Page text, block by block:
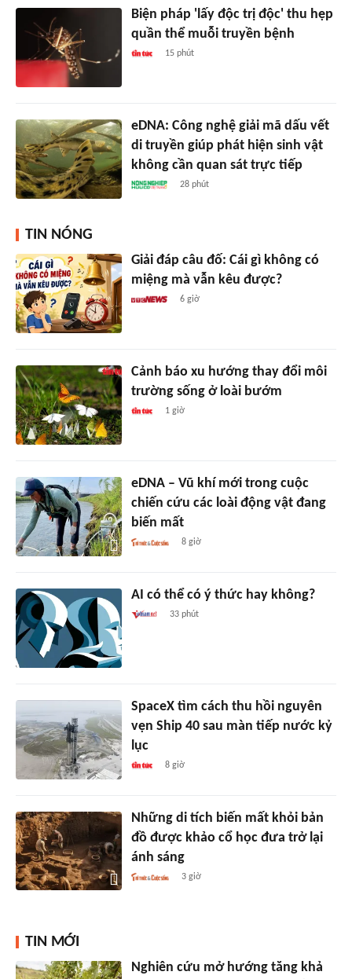
Biện pháp 'lấy độc trị độc' thu hẹp
quần thể muỗi truyền bệnh
15 phút
eDNA: Công nghệ giải mã dấu vết
di truyền giúp phát hiện sinh vật
không cần quan sát trực tiếp
28 phút
TIN NÓNG
Giải đáp câu đố: Cái gì không có
miệng mà vẫn kêu được?
6 giờ
Cảnh báo xu hướng thay đổi môi
trường sống ở loài bướm
1 giờ
eDNA – Vũ khí mới trong cuộc
chiến cứu các loài động vật đang
biến mất
8 giờ
AI có thể có ý thức hay không?
33 phút
SpaceX tìm cách thu hồi nguyên
vẹn Ship 40 sau màn tiếp nước kỷ
lục
8 giờ
Những di tích biến mất khỏi bản
đồ được khảo cổ học đưa trở lại
ánh sáng
3 giờ
TIN MỚI
Nghiên cứu mở hướng tăng khả